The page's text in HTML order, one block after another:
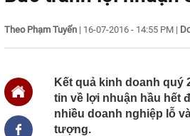
năm
00:03
Chứng
00:01
VNPT
Viettel
00:01
Nắm
MWG
Theo Phạm Tuyến | 16-07-2016 - 14:55 PM |
Kết quả kinh doanh quý
tin về lợi nhuận hầu hết
nhiều doanh nghiệp lỗ
tượng.